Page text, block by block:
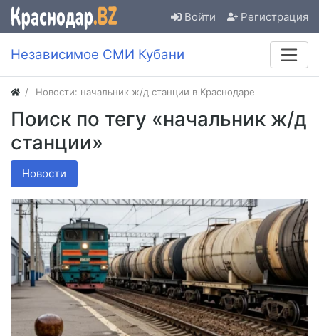
Войти Регистрация
Независимое СМИ Кубани
Новости: начальник ж/д станции в Краснодаре
Поиск по тегу «начальник ж/д
станции»
Новости